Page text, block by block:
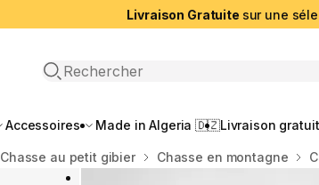
Livraison Gratuite sur une
Recherche ouverte
Accessoires Made in Algeria 🇩🇿Livraison
Chasse au petit gibier Chasse en montagne